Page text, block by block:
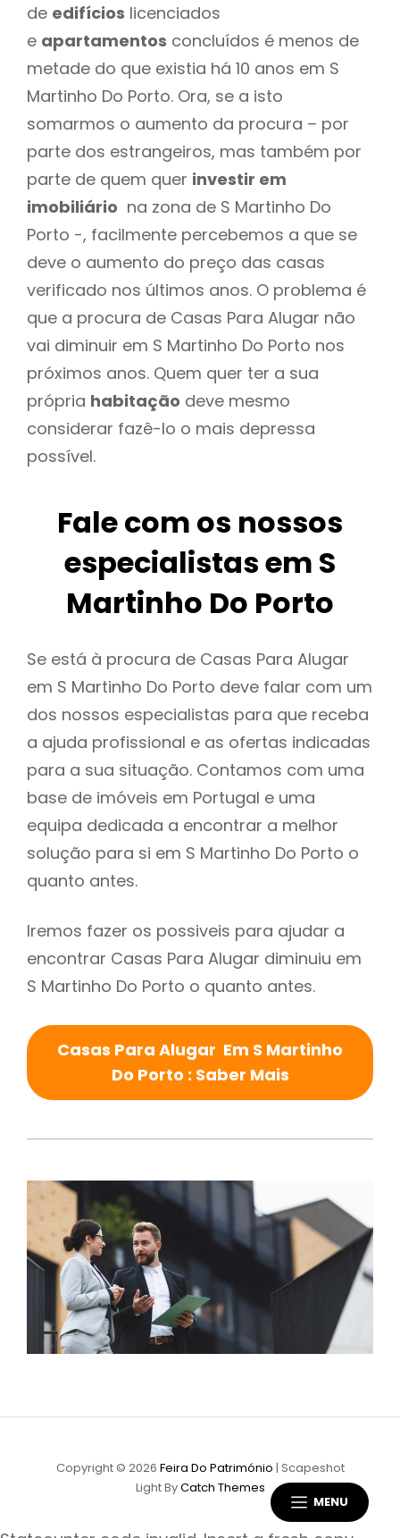
MENU
de edifícios licenciados
e apartamentos concluídos é menos de
metade do que existia há 10 anos em S
Martinho Do Porto. Ora, se a isto
somarmos o aumento da procura – por
parte dos estrangeiros, mas também por
parte de quem quer investir em
imobiliário na zona de S Martinho Do
Porto -, facilmente percebemos a que se
deve o aumento do preço das casas
verificado nos últimos anos. O problema é
que a procura de Casas Para Alugar não
vai diminuir em S Martinho Do Porto nos
próximos anos. Quem quer ter a sua
própria habitação deve mesmo
considerar fazê-lo o mais depressa
possível.
Fale com os nossos
especialistas em S
Martinho Do Porto
Se está à procura de Casas Para Alugar
em S Martinho Do Porto deve falar com um
dos nossos especialistas para que receba
a ajuda profissional e as ofertas indicadas
para a sua situação. Contamos com uma
base de imóveis em Portugal e uma
equipa dedicada a encontrar a melhor
solução para si em S Martinho Do Porto o
quanto antes.
Iremos fazer os possiveis para ajudar a
encontrar Casas Para Alugar diminuiu em
S Martinho Do Porto o quanto antes.
Casas Para Alugar Em S Martinho
Do Porto : Saber Mais
Copyright © 2026 Feira Do Património | Scapeshot
Light ByCatch Themes